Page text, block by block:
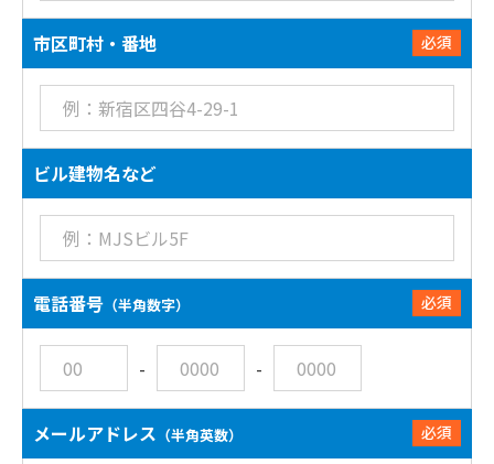
必須
市区町村・番地
ビル建物名など
必須
電話番号 （半角数字）
- -
必須
メールアドレス （半角英数）